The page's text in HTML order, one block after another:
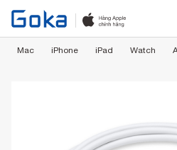
Mac iPhone iPad Watch